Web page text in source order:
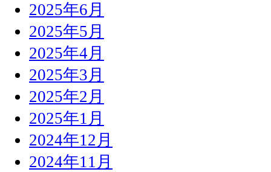
2025年6月
2025年5月
2025年4月
2025年3月
2025年2月
2025年1月
2024年12月
2024年11月